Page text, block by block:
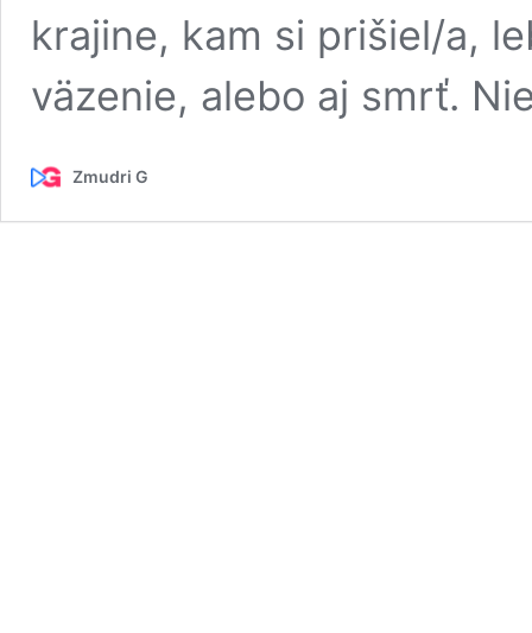
krajine, kam si prišiel/a,
väzenie, alebo aj smrť.
Zmudri G